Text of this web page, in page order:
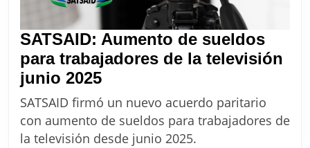
SATSAID: Aumento de sueldos
para trabajadores de la televisión
junio 2025SATSAID:
Aumento
de
sueldos
SATSAID firmó un nuevo acuerdo paritario
con aumento de sueldos para trabajadores de
la televisión desde junio 2025.